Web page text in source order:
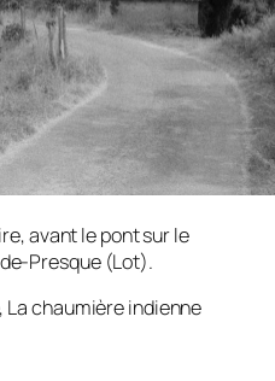
avant le pont sur le
Presque (Lot).
La chaumière indienne